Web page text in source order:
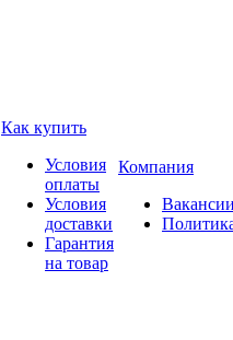
Как купить
Условия
оплаты
Условия
доставки
Гарантия
на товар
Компания